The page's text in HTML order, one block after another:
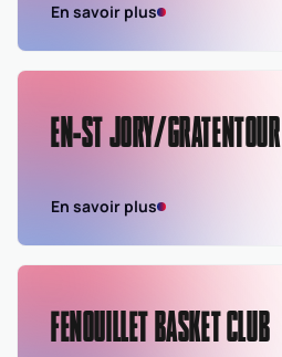
En savoir plus
EN-ST JORY/GRATENTOUR
En savoir plus
FENOUILLET BASKET CLUB